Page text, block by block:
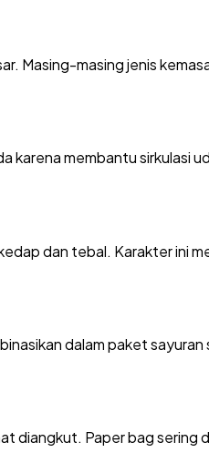
Masing-masing jenis
karena membantu sirkulasi
dan tebal. Karakter ini
dalam paket sayuran
diangkut. Paper bag sering